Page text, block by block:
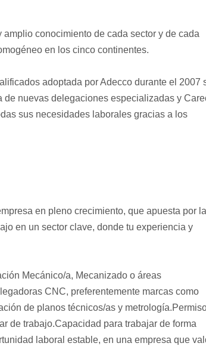
conocimiento de cada sector y de cada
en los cinco continentes.
adoptada por Adecco durante el 2007
de nuevas delegaciones especializadas y
sus necesidades laborales gracias a los
en pleno crecimiento, que apuesta por la
en un sector clave, donde tu experiencia y
Mecánico/a, Mecanizado o áreas
CNC, preferentemente marcas como
de planos técnicos/as y
de trabajo.Capacidad para trabajar de forma
laboral estable, en una empresa que